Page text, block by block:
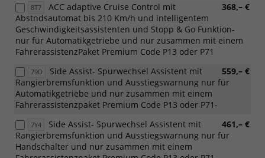
8T7 368,– €
ACC adaptive Cruise Control mit
Abstndsautomat bis 210 Km/h und intelligentem
Geschwindigkeitsassistenten und Stopp & Go Funktion-
nur für Automatikgetriebe und nur zusammen mit einem
FahrerassistenzPaket Premium Code P13 oder P71
79D 559,– €
Side Assist- Spurwechsel Assistent mit
Rangierbremsfunktion und Ausstiegswarnung nur für
Automatikgetriebe und nur zusammen mit einem
Fahrerassistenzpaket Premium Code P13 oder P71-
7Y4 461,– €
Side Assist- Spurwechsel Assistent mit
Rangierbremsfunktion und Ausstiegswarnung nur für
Handschalter und nur zusammen mit einem